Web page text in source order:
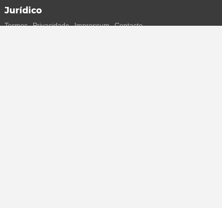
Jurídico
Termos Privacidade Impressum Contacto